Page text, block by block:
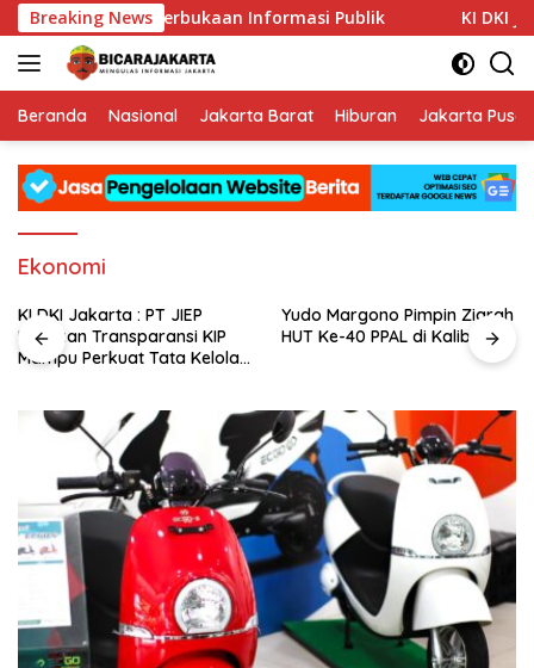
Langsung
ke
konten
Breaking News
Budaya Keterbukaan Informasi Publik KI DKI
Beranda Nasional Jakarta Barat Hiburan Jakarta Pusat
Ekonomi
KI DKI Jakarta : PT JIEP
Buktikan Transparansi KIP
Mampu Perkuat Tata Kelola
Yudo Margono Pimpin Ziarah
HUT Ke-40 PPAL di Kalibata